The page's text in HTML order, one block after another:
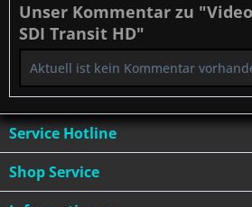
Unser Kommentar zu
SDI Transit HD"
Aktuell ist kein Kommentar
Service Hotline
Shop Service